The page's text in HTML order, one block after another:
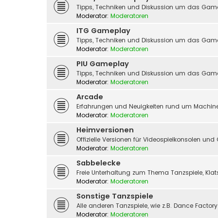
Tipps, Techniken und Diskussion um das
Moderator: Moderatoren
ITG Gameplay
Tipps, Techniken und Diskussion um das
Moderator: Moderatoren
PIU Gameplay
Tipps, Techniken und Diskussion um das
Moderator: Moderatoren
Arcade
Erfahrungen und Neuigkeiten rund um
Moderator: Moderatoren
Heimversionen
Offizielle Versionen für Videospielkonsolen und
Moderator: Moderatoren
Sabbelecke
Freie Unterhaltung zum Thema Tanzspiele,
Moderator: Moderatoren
Sonstige Tanzspiele
Alle anderen Tanzspiele, wie z.B. Dance
Moderator: Moderatoren